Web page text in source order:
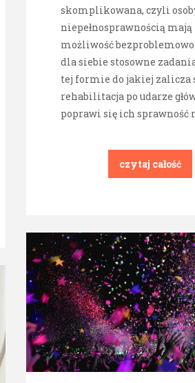
skomplikowana, czyli
niepełnosprawnością mają
możliwość
dla siebie stosowne
tej formie do jakiej zalicza
rehabilitacja po udarze
poprawi się ich sprawność
czytaj całość